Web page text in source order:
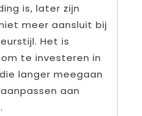
is, later zijn
meer aansluit bij
Het is
te investeren in
langer meegaan
aan